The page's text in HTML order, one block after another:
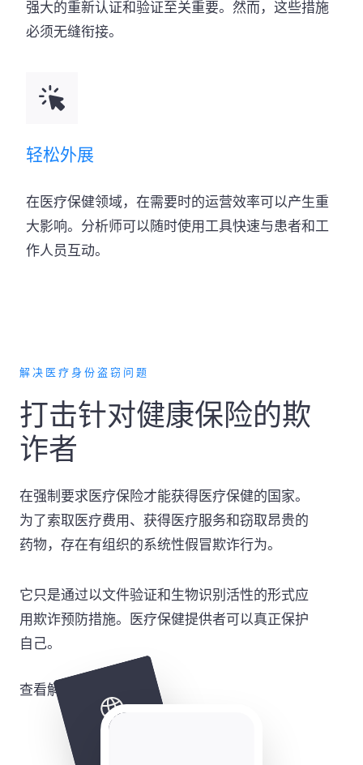
强大的重新认证和验证至关重要。然而，这些措施
必须无缝衔接。
轻松外展
在医疗保健领域，在需要时的运营效率可以产生重
大影响。分析师可以随时使用工具快速与患者和工
作人员互动。
解决医疗身份盗窃问题
打击针对健康保险的欺
诈者
在强制要求医疗保险才能获得医疗保健的国家。
为了索取医疗费用、获得医疗服务和窃取昂贵的
药物，存在有组织的系统性假冒欺诈行为。
它只是通过以文件验证和生物识别活性的形式应
用欺诈预防措施。医疗保健提供者可以真正保护
自己。
查看解决方案